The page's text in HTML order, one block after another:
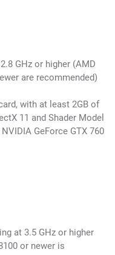
GHz or higher (AMD
are recommended)
with at least 2GB of
11 and Shader Model
GeForce GTX 760
at 3.5 GHz or higher
or newer is